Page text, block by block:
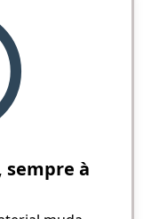
sempre à